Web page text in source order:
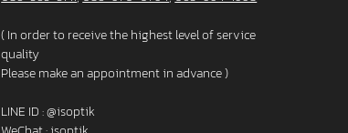
( In order to receive the highest level of service
quality
Please make an appointment in advance )
LINE ID :@isoptik